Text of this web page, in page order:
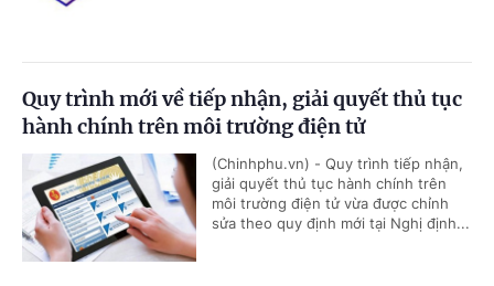
Quy trình mới về tiếp nhận, giải quyết thủ tục
hành chính trên môi trường điện tử
(Chinhphu.vn) - Quy trình tiếp nhận,
giải quyết thủ tục hành chính trên
môi trường điện tử vừa được chỉnh
sửa theo quy định mới tại Nghị định...